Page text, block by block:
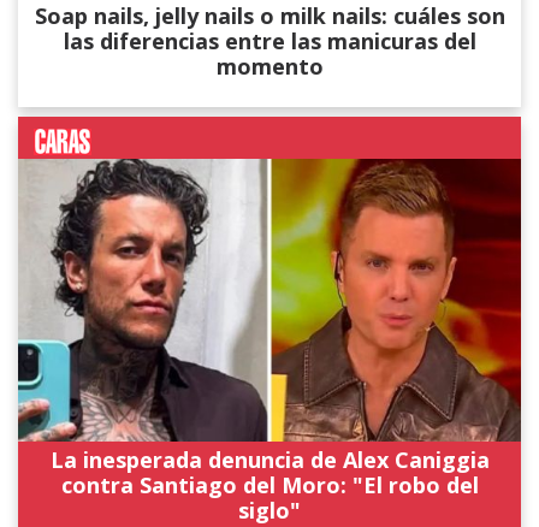
Soap nails, jelly nails o milk nails: cuáles son
las diferencias entre las manicuras del
momento
La inesperada denuncia de Alex Caniggia
contra Santiago del Moro: "El robo del
siglo"